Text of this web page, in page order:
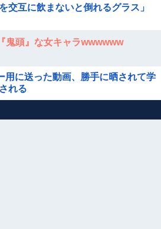
交互に飲まないと倒れるグラス」
鬼頭』な女キャラwwwwww
用に送った動画、勝手に晒されて学
れる